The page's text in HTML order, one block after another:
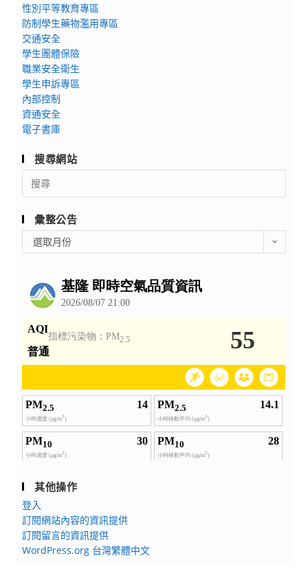
性別平等教育專區
防制學生藥物濫用專區
交通安全
學生團體保險
職業安全衛生
學生申訴專區
內部控制
資通安全
電子書庫
搜尋網站
Search
for:
彙整公告
整
選取月份
其他操作
登入
訂閱網站內容的資訊提供
訂閱留言的資訊提供
WordPress.org 台灣繁體中文